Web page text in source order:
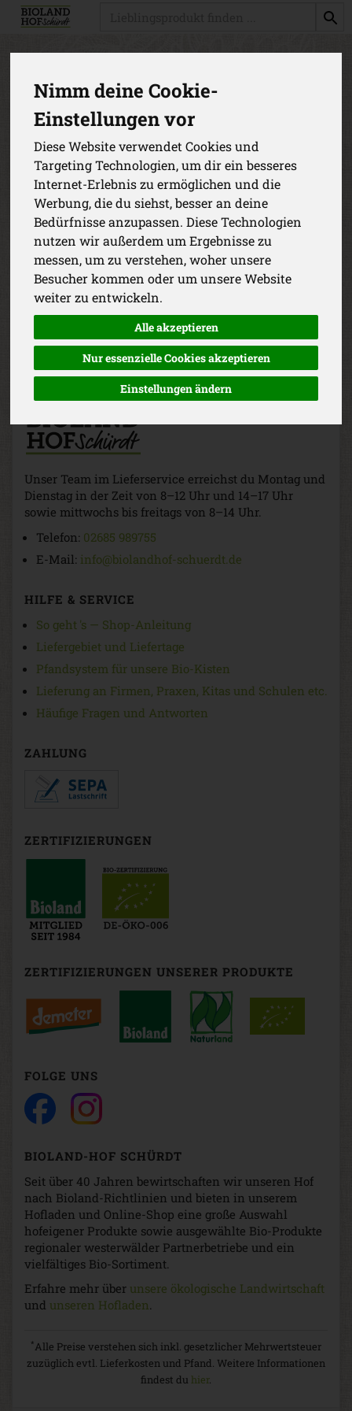
Nimm deine Cookie-
Einstellungen vor
Diese Website verwendet Cookies und
Targeting Technologien, um dir ein besseres
Internet-Erlebnis zu ermöglichen und die
Werbung, die du siehst, besser an deine
Bedürfnisse anzupassen. Diese Technologien
nutzen wir außerdem um Ergebnisse zu
messen, um zu verstehen, woher unsere
Besucher kommen oder um unsere Website
weiter zu entwickeln.
Alle akzeptieren
Nur essenzielle Cookies akzeptieren
Einstellungen ändern
Produkt "b*Putenbrustfilet, 2 St.
(ca. 300g)" nicht verfügbar.
Das von dir gesuchte Produkt ist leider zur Zeit nicht
verfügbar.
Unser Team im Lieferservice erreichst du Montag und
Dienstag in der Zeit von 8–12 Uhr und 14–17 Uhr
sowie mittwochs bis freitags von 8–14 Uhr.
Telefon: 02685 989755
E-Mail: info@biolandhof-schuerdt.de
HILFE & SERVICE
So geht 's — Shop-Anleitung
Liefergebiet und Liefertage
Pfandsystem für unsere Bio-Kisten
Lieferung an Firmen, Praxen, Kitas und Schulen etc.
Häufige Fragen und Antworten
ZAHLUNG
ZERTIFIZIERUNGEN
ZERTIFIZIERUNGEN UNSERER PRODUKTE
FOLGE UNS
BIOLAND-HOF SCHÜRDT
Seit über 40 Jahren bewirtschaften wir unseren Hof
nach Bioland-Richtlinien und bieten in unserem
Hofladen und Online-Shop eine große Auswahl
hofeigener Produkte sowie ausgewählte Bio-Produkte
regionaler westerwälder Partnerbetriebe und ein
vielfältiges Bio-Sortiment.
Erfahre mehr über unsere ökologische Landwirtschaft
und unseren Hofladen.
*Alle Preise verstehen sich inkl. gesetzlicher Mehrwertsteuer
zuzüglich evtl. Lieferkosten und Pfand. Weitere Informationen
findest du hier.